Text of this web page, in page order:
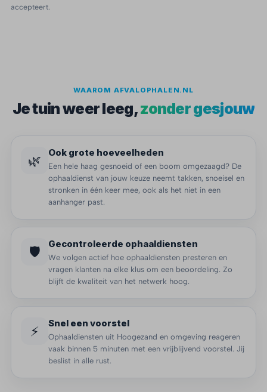
accepteert.
WAAROM AFVALOPHALEN.NL
Je tuin weer leeg,zonder gesjouw
🌿 Ook grote hoeveelheden
Een hele haag gesnoeid of een boom omgezaagd? De
ophaaldienst van jouw keuze neemt takken, snoeisel en
stronken in één keer mee, ook als het niet in een
aanhanger past.
🛡️ Gecontroleerde ophaaldiensten
We volgen actief hoe ophaaldiensten presteren en
vragen klanten na elke klus om een beoordeling. Zo
blijft de kwaliteit van het netwerk hoog.
⚡ Snel een voorstel
Ophaaldiensten uit Hoogezand en omgeving reageren
vaak binnen 5 minuten met een vrijblijvend voorstel. Jij
beslist in alle rust.